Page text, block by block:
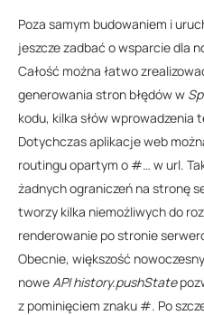
$ curl http://
Welcome!
$ curl http://
<!doctype html>
<html>
< head>
  <meta
charset=
  <title>DemoWeb</title>
  <base
href="/">
Poza samym budowaniem i
jeszcze zadbać o wsparcie dla
Całość można łatwo
generowania stron błędów w
kodu, kilka słów wprowadzenia
Dotychczas aplikacje web
routingu opartym o #… w url.
żadnych ograniczeń na stronę
tworzy kilka niemożliwych do
renderowanie po stronie
Obecnie, większość
nowe API history.pushState
z pominięciem znaku #. Po